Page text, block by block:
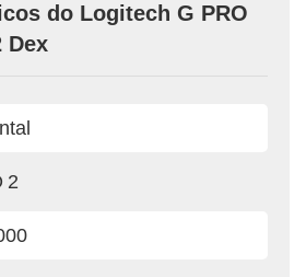
do Logitech G PRO
Dex
2